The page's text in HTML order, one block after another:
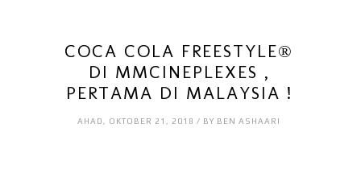
COCA COLA FREESTYLE®
DI MMCINEPLEXES ,
PERTAMA DI MALAYSIA !
AHAD, OKTOBER 21, 2018 / BY BEN ASHAARI